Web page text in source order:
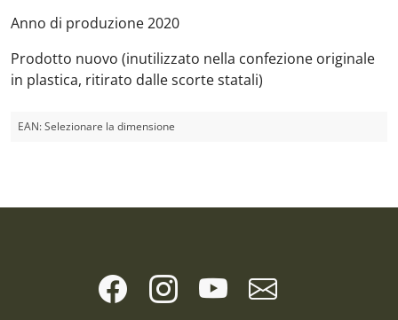
Anno di produzione 2020
Prodotto nuovo (inutilizzato nella confezione originale
in plastica, ritirato dalle scorte statali)
EAN:Selezionare la dimensione